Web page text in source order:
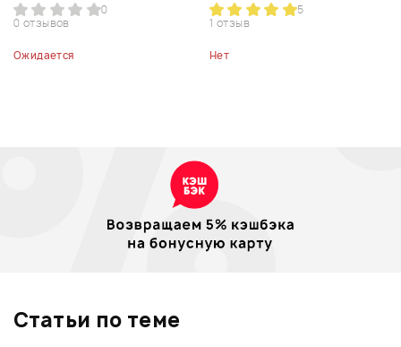
0
0 отзывов
Ожидается
5
1 отзыв
Нет
Статьи по теме